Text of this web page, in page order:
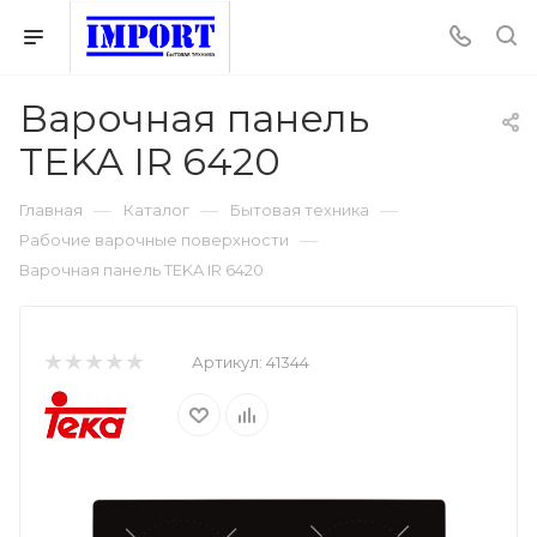
Варочная панель
TEKA IR 6420
Главная — Каталог — Бытовая техника —
Рабочие варочные поверхности —
Варочная панель TEKA IR 6420
Артикул: 41344